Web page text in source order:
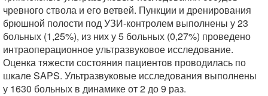
чревного ствола и его ветвей. Пункции и дренирования
брюшной полости под УЗИ-контролем выполнены у 23
больных (1,25%), из них у 5 больных (0,27%) проведено
интраоперационное ультразвуковое исследование.
Оценка тяжести состояния пациентов проводилась по
шкале SAPS. Ультразвуковые исследования выполнены
у 1630 больных в динамике от 2 до 9 раз.